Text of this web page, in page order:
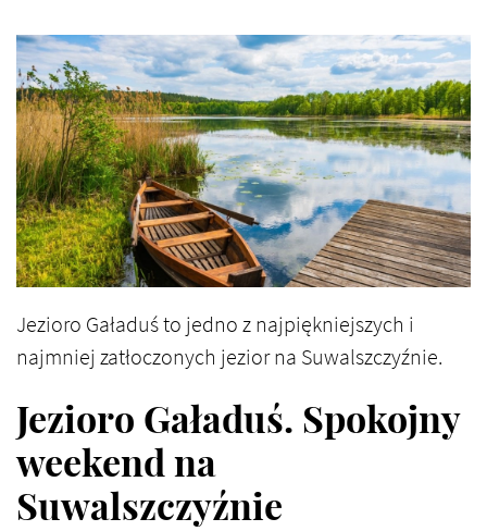
Jezioro Gaładuś to jedno z najpiękniejszych i
najmniej zatłoczonych jezior na Suwalszczyźnie.
Jezioro Gaładuś. Spokojny
weekend na
Suwalszczyźnie